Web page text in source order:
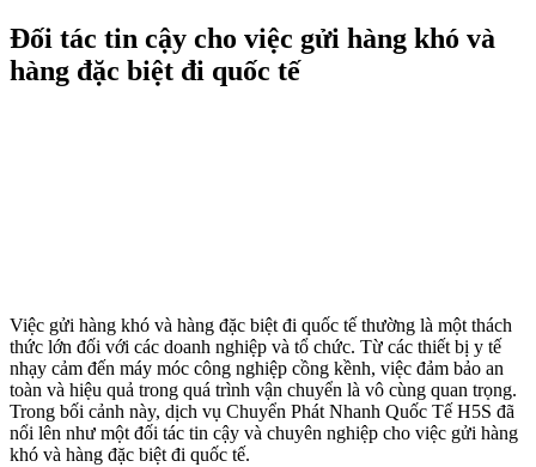
Đối tác tin cậy cho việc gửi hàng khó và
hàng đặc biệt đi quốc tế
Việc gửi hàng khó và hàng đặc biệt đi quốc tế thường là một thách
thức lớn đối với các doanh nghiệp và tổ chức. Từ các thiết bị y tế
nhạy cảm đến máy móc công nghiệp cồng kềnh, việc đảm bảo an
toàn và hiệu quả trong quá trình vận chuyển là vô cùng quan trọng.
Trong bối cảnh này, dịch vụ Chuyển Phát Nhanh Quốc Tế H5S đã
nổi lên như một đối tác tin cậy và chuyên nghiệp cho việc gửi hàng
khó và hàng đặc biệt đi quốc tế.